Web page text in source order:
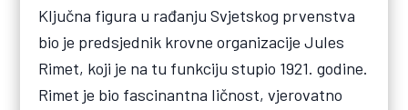
Ključna figura u rađanju Svjetskog prvenstva
bio je predsjednik krovne organizacije Jules
Rimet, koji je na tu funkciju stupio 1921. godine.
Rimet je bio fascinantna ličnost, vjerovatno